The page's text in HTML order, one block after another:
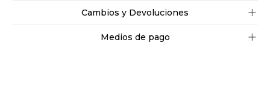
Cambios y Devoluciones
Medios de pago